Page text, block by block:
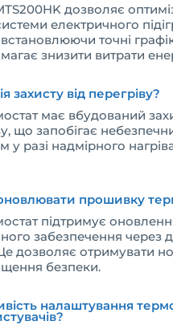
дозволяє
електричного
встановлюючи точні
знизити витрати
захисту від перегріву?
має вбудований
що запобігає
у разі надмірного
прошивку
підтримує
забезпечення через
дозволяє отримувати
безпеки.
налаштування